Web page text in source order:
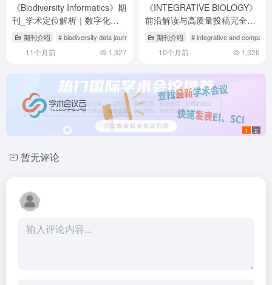
《Biodiversity Informatics》期
刊_学术定位解析｜数字化时
代的投稿全攻略
期刊介绍 # biodiversity data journal # bioinformatics sci # bioinformatics期刊
11个月前 1,327
《INTEGRATIVE BIOLOGY》
前沿解读与高质量投稿完全指
南 期刊介绍 # integrative and
10个月前 1,326
1 2
暂无评论